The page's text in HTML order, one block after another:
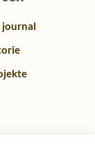
journal